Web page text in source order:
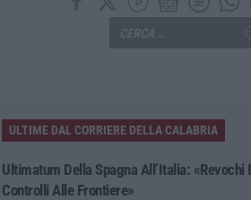
ULTIME DAL CORRIERE DELLA CALABRIA
Ultimatum Della Spagna All’Italia: «Revochi I
Controlli Alle Frontiere»